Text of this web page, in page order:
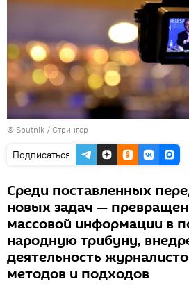
© Sputnik / Стрингер
Подписаться
Среди поставленных
новых задач —
массовой информации в
народную трибуну,
деятельность
методов и подходов